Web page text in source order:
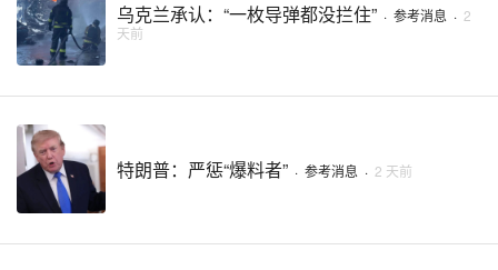
乌克兰承认：“一枚导弹都没拦住” · 参考消息 · 2
天前
特朗普：严惩“爆料者” · 参考消息 · 2 天前